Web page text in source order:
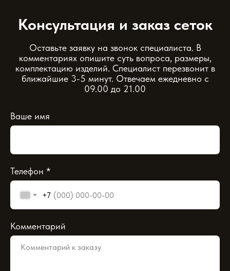
Консультация и заказ сеток
Оставьте заявку на звонок специалиста. В
комментариях опишите суть вопроса, размеры,
комплектацию изделий. Специалист перезвонит в
ближайшие 3-5 минут. Отвечаем ежедневно с
09.00 до 21.00
Ваше имя
Телефон *
+7
Комментарий